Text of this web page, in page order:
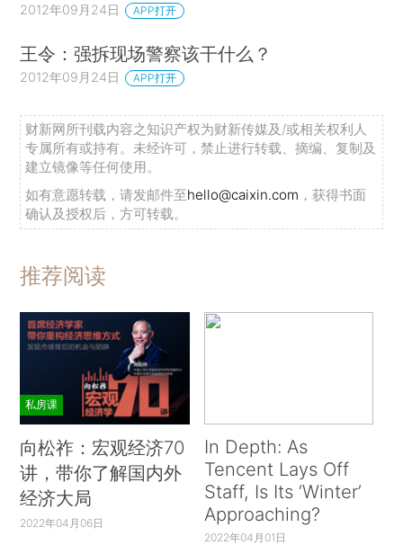
2012年09月24日 APP打开
王令：强拆现场警察该干什么？
2012年09月24日 APP打开
财新网所刊载内容之知识产权为财新传媒及/或相关权利人
专属所有或持有。未经许可，禁止进行转载、摘编、复制及
建立镜像等任何使用。
如有意愿转载，请发邮件至hello@caixin.com ，获得书面
确认及授权后，方可转载。
推荐阅读
私房课
向松祚：宏观经济70
讲，带你了解国内外
经济大局
2022年04月06日
In Depth: As
Tencent Lays Off
Staff, Is Its ‘Winter’
Approaching?
2022年04月01日